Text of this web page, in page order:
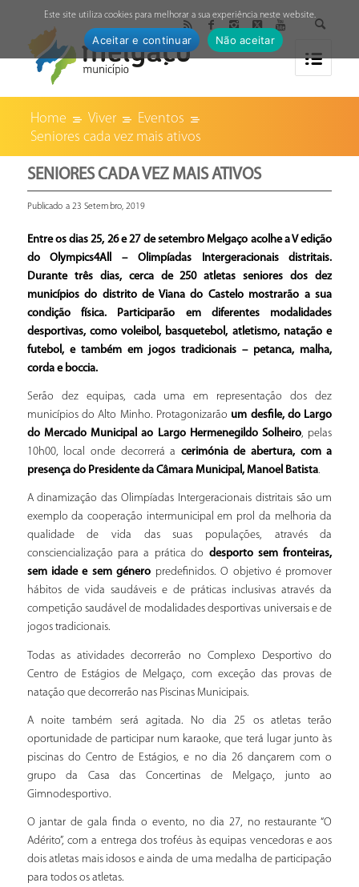
Home Viver
Eventos
Seniores cada vez mais ativos
SENIORES CADA VEZ MAIS ATIVOS
Publicado a 23 Setembro, 2019
Entre os dias 25, 26 e 27 de setembro Melgaço acolhe a V edição
do Olympics4All – Olimpíadas Intergeracionais distritais.
Durante três dias, cerca de 250 atletas seniores dos dez
municípios do distrito de Viana do Castelo mostrarão a sua
condição física. Participarão em diferentes modalidades
desportivas, como voleibol, basquetebol, atletismo, natação e
futebol, e também em jogos tradicionais – petanca, malha,
corda e boccia.
Serão dez equipas, cada uma em representação dos dez
municípios do Alto Minho. Protagonizarão um desfile, do Largo
do Mercado Municipal ao Largo Hermenegildo Solheiro, pelas
10h00, local onde decorrerá a cerimónia de abertura, com a
presença do Presidente da Câmara Municipal, Manoel Batista.
A dinamização das Olimpíadas Intergeracionais distritais são um
exemplo da cooperação intermunicipal em prol da melhoria da
qualidade de vida das suas populações, através da
consciencialização para a prática do desporto sem fronteiras,
sem idade e sem género predefinidos. O objetivo é promover
hábitos de vida saudáveis e de práticas inclusivas através da
competição saudável de modalidades desportivas universais e de
jogos tradicionais.
Todas as atividades decorrerão no Complexo Desportivo do
Centro de Estágios de Melgaço, com exceção das provas de
natação que decorrerão nas Piscinas Municipais.
A noite também será agitada. No dia 25 os atletas terão
oportunidade de participar num karaoke, que terá lugar junto às
piscinas do Centro de Estágios, e no dia 26 dançarem com o
grupo da Casa das Concertinas de Melgaço, junto ao
Gimnodesportivo.
O jantar de gala finda o evento, no dia 27, no restaurante “O
Adérito”, com a entrega dos troféus às equipas vencedoras e aos
dois atletas mais idosos e ainda de uma medalha de participação
para todos os atletas.
Este site utiliza cookies para melhorar a sua experiência neste website.
Aceitar e continuar Não aceitar